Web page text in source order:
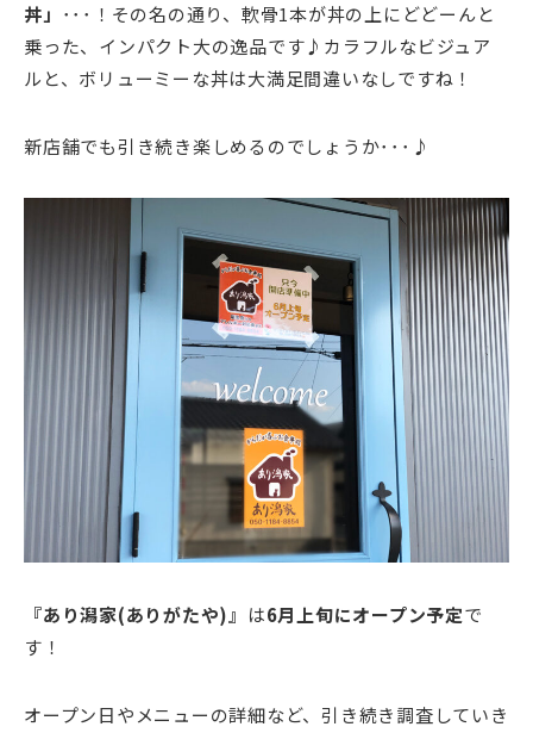
丼」 ･･･！その名の通り、軟骨1本が丼の上にどどーんと
乗った、インパクト大の逸品です♪カラフルなビジュア
ルと、ボリューミーな丼は大満足間違いなしですね！
新店舗でも引き続き楽しめるのでしょうか･･･♪
『あり潟家(ありがたや)』 は6月上旬にオープン予定で
す！
オープン日やメニューの詳細など、引き続き調査していき